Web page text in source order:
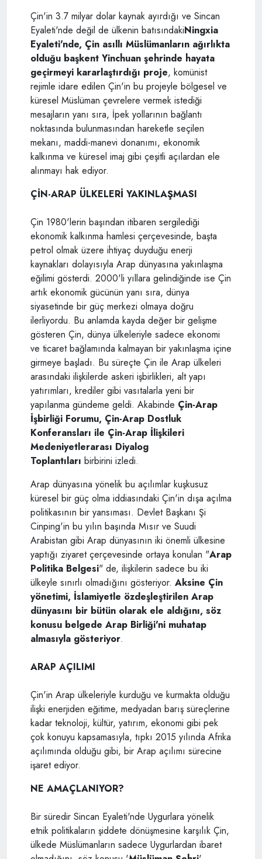
Çin'in 3.7 milyar dolar kaynak ayırdığı ve Sincan
Eyaleti'nde değil de ülkenin batısındakiNingxia
Eyaleti'nde, Çin asıllı Müslümanların ağırlıkta
olduğu başkent Yinchuan şehrinde hayata
geçirmeyi kararlaştırdığı proje, komünist
rejimle idare edilen Çin'in bu projeyle bölgesel ve
küresel Müslüman çevrelere vermek istediği
mesajların yanı sıra, İpek yollarının bağlantı
noktasında bulunmasından hareketle seçilen
mekanı, maddi-manevi donanımı, ekonomik
kalkınma ve küresel imaj gibi çeşitli açılardan ele
alınmayı hak ediyor.
ÇİN-ARAP ÜLKELERİ YAKINLAŞMASI
Çin 1980'lerin başından itibaren sergilediği
ekonomik kalkınma hamlesi çerçevesinde, başta
petrol olmak üzere ihtiyaç duyduğu enerji
kaynakları dolayısıyla Arap dünyasına yakınlaşma
eğilimi gösterdi. 2000'li yıllara gelindiğinde ise Çin
artık ekonomik gücünün yanı sıra, dünya
siyasetinde bir güç merkezi olmaya doğru
ilerliyordu. Bu anlamda kayda değer bir gelişme
gösteren Çin, dünya ülkeleriyle sadece ekonomi
ve ticaret bağlamında kalmayan bir yakınlaşma içine
girmeye başladı. Bu süreçte Çin ile Arap ülkeleri
arasındaki ilişkilerde askeri işbirlikleri, alt yapı
yatırımları, krediler gibi vasıtalarla yeni bir
yapılanma gündeme geldi. Akabinde Çin-Arap
İşbirliği Forumu, Çin-Arap Dostluk
Konferansları ile Çin-Arap İlişkileri
Medeniyetlerarası Diyalog
Toplantıları birbirini izledi.
Arap dünyasına yönelik bu açılımlar kuşkusuz
küresel bir güç olma iddiasındaki Çin'in dışa açılma
politikasının bir yansıması. Devlet Başkanı Şi
Cinping'in bu yılın başında Mısır ve Suudi
Arabistan gibi Arap dünyasının iki önemli ülkesine
yaptığı ziyaret çerçevesinde ortaya konulan "Arap
Politika Belgesi" de, ilişkilerin sadece bu iki
ülkeyle sınırlı olmadığını gösteriyor. Aksine Çin
yönetimi, İslamiyetle özdeşleştirilen Arap
dünyasını bir bütün olarak ele aldığını, söz
konusu belgede Arap Birliği'ni muhatap
almasıyla gösteriyor.
ARAP AÇILIMI
Çin'in Arap ülkeleriyle kurduğu ve kurmakta olduğu
ilişki enerjiden eğitime, medyadan barış süreçlerine
kadar teknoloji, kültür, yatırım, ekonomi gibi pek
çok konuyu kapsamasıyla, tıpkı 2015 yılında Afrika
açılımında olduğu gibi, bir Arap açılımı sürecine
işaret ediyor.
NE AMAÇLANIYOR?
Bir süredir Sincan Eyaleti'nde Uygurlara yönelik
etnik politikaların şiddete dönüşmesine karşılık Çin,
ülkede Müslümanların sadece Uygurlardan ibaret